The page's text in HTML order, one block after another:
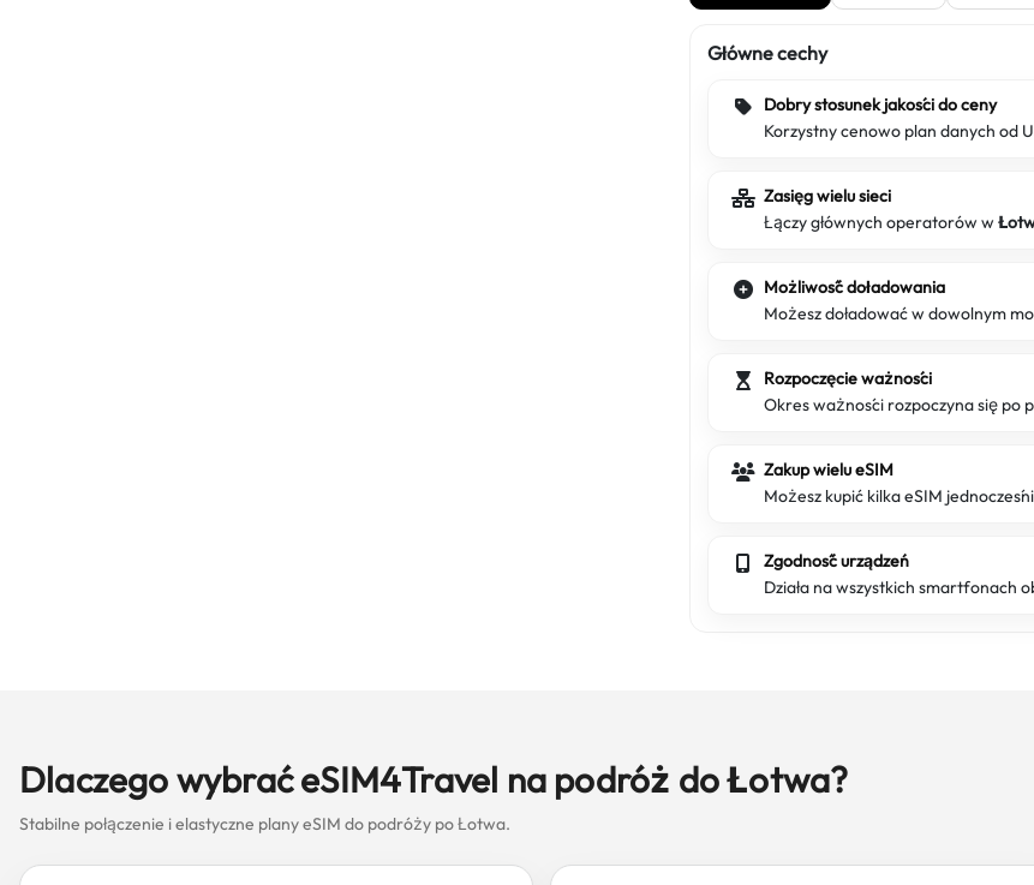
Główne cechy
Dobry stosunek jakości do ceny
Korzystny cenowo plan danych od
Zasięg wielu sieci
Łączy głównych operatorów w
Możliwość doładowania
Możesz doładować w dowolnym
Rozpoczęcie ważności
Okres ważności rozpoczyna się po
Zakup wielu eSIM
Możesz kupić kilka eSIM
Zgodność urządzeń
Działa na wszystkich smartfonach
Dlaczego wybrać eSIM4Travel na podróż do Łotwa?
Stabilne połączenie i elastyczne plany eSIM do podróży po Łotwa.